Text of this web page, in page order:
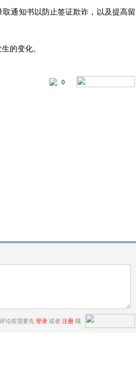
通知书以防止签证欺诈，以及提高留
的变化。
0
评论前需要先 登录 或者 注册 哦